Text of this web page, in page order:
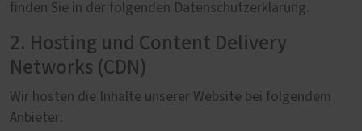
finden Sie in der folgenden Datenschutzerklärung.
2. Hosting und Content Delivery
Networks (CDN)
Wir hosten die Inhalte unserer Website bei folgendem
Anbieter: